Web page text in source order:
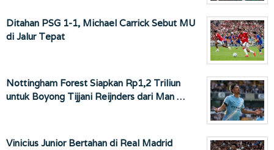
Ditahan PSG 1-1, Michael Carrick Sebut MU
di Jalur Tepat
Nottingham Forest Siapkan Rp1,2 Triliun
untuk Boyong Tijjani Reijnders dari Man …
Vinicius Junior Bertahan di Real Madrid